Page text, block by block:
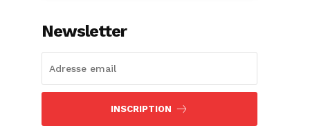
Newsletter
INSCRIPTION